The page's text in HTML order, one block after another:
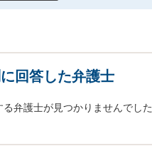
回答した弁護士
る弁護士が見つかりませんでした